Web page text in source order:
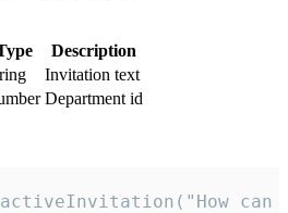
Description
Invitation text
Department id